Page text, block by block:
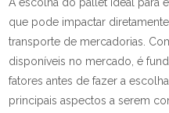
que pode impactar
transporte de mercadorias.
disponíveis no mercado, é
fatores antes de fazer a
principais aspectos a serem